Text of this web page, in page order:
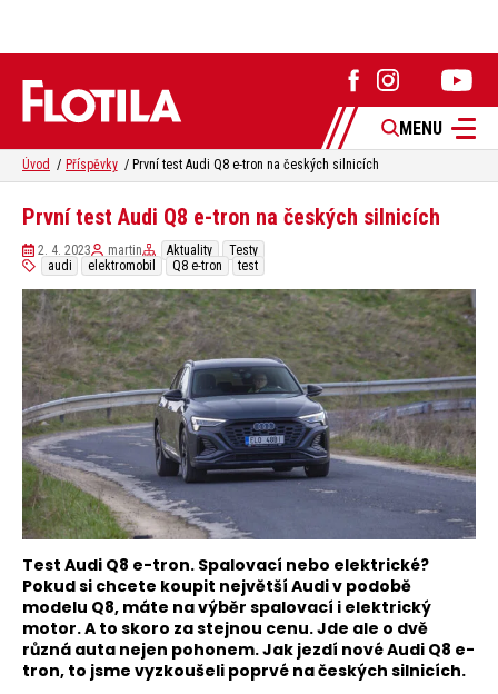
MENU
Úvod Příspěvky První test Audi Q8 e-tron na českých silnicích
První test Audi Q8 e-tron na českých silnicích
2. 4. 2023 martin Aktuality
Testy
audi
elektromobil Q8 e-tron test
Test Audi Q8 e-tron. Spalovací nebo elektrické?
Pokud si chcete koupit největší Audi v podobě
modelu Q8, máte na výběr spalovací i elektrický
motor. A to skoro za stejnou cenu. Jde ale o dvě
různá auta nejen pohonem. Jak jezdí nové Audi Q8 e-
tron, to jsme vyzkoušeli poprvé na českých silnicích.